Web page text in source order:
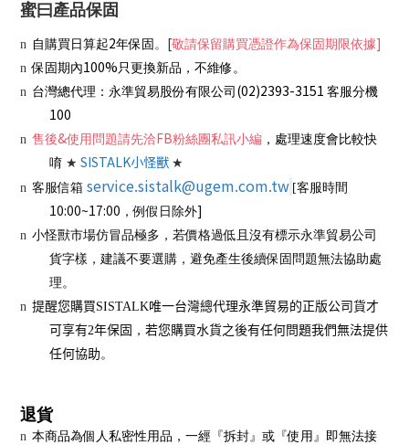
蜜曰產品保固
n 自購買日算起2年保固 。 [敬請保留購買憑證作為保固期限依據]
n 保固期內100%只更換新品，不維修。
n 台灣總代理：永準貿易股份有限公司 (02)2393-3151 客服分機
100
n 售後&使用問題請先洽FB粉絲團私訊小編 ，處理速度會比較快
唷 ★ SISTALK小怪獸 ★
n 客服信箱 service.sistalk@ugem.com.tw [客服時間
10:00~17:00 ，例假日除外]
n 小怪獸市場仿冒品極多，若價格過低且沒有標示永準貿易公司
貨字樣，建議不要選購，避免產生後續保固問題無法協助處
理。
n 提醒您購買SISTALK唯一台灣總代理永準貿易的正版公司貨才
可享有2年保固 ， 若您購買水貨之後有任何問題我們無法提供
任何協助。
退貨
n 本商品為個人私密性用品，一經『拆封』或『使用』即無法接